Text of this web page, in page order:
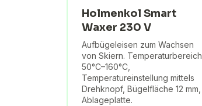
Holmenkol Smart
Waxer 230 V
Aufbügeleisen zum Wachsen
von Skiern. Temperaturbereich
50°C–160°C,
Temperatureinstellung mittels
Drehknopf, Bügelfläche 12 mm,
Ablageplatte.